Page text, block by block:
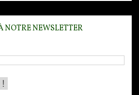
NOTRE NEWSLETTER